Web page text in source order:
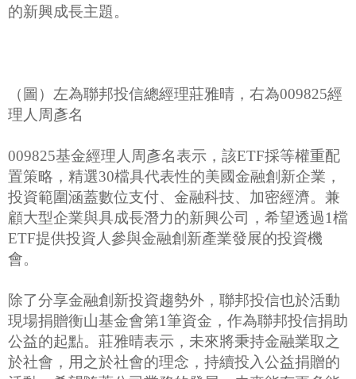
的新興成長主題。
（圖）左為聯邦投信總經理莊雅晴，右為009825經
理人周彥名
009825基金經理人周彥名表示，該ETF採等權重配
置策略，精選30檔具代表性的美國金融創新企業，
投資範圍涵蓋數位支付、金融科技、加密經濟。兼
顧大型企業與具成長潛力的新興公司，希望透過1檔
ETF提供投資人參與金融創新產業發展的投資機
會。
除了分享金融創新投資趨勢外，聯邦投信也於活動
現場捐贈衡山基金會第1筆資金，作為聯邦投信捐助
公益的起點。莊雅晴表示，未來將秉持金融業取之
於社會，用之於社會的理念，持續投入公益捐贈的